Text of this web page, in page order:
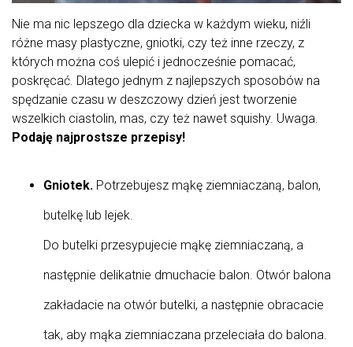
Nie ma nic lepszego dla dziecka w każdym wieku, niźli
różne masy plastyczne, gniotki, czy też inne rzeczy, z
których można coś ulepić i jednocześnie pomacać,
poskręcać. Dlatego jednym z najlepszych sposobów na
spędzanie czasu w deszczowy dzień jest tworzenie
wszelkich ciastolin, mas, czy też nawet squishy. Uwaga.
Podaję najprostsze przepisy!
Gniotek. Potrzebujesz mąkę ziemniaczaną, balon,
butelkę lub lejek.
Do butelki przesypujecie mąkę ziemniaczaną, a
następnie delikatnie dmuchacie balon. Otwór balona
zakładacie na otwór butelki, a następnie obracacie
tak, aby mąka ziemniaczana przeleciała do balona.